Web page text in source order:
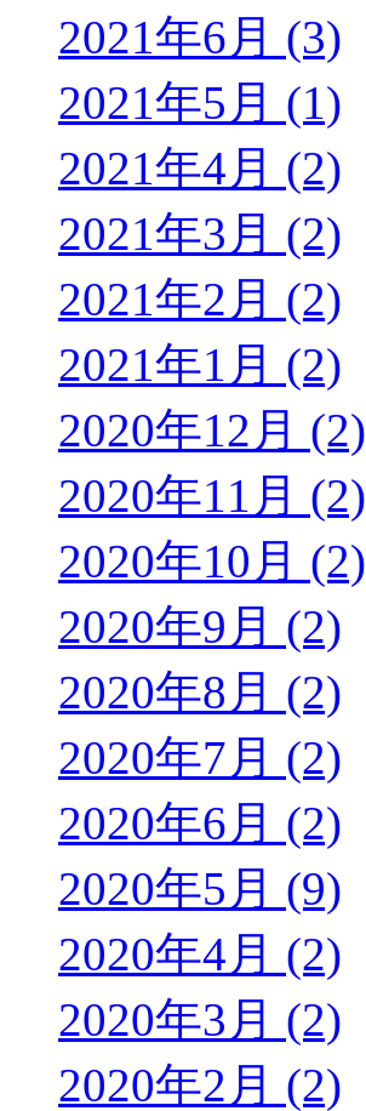
2021年6月 (3)
2021年5月 (1)
2021年4月 (2)
2021年3月 (2)
2021年2月 (2)
2021年1月 (2)
2020年12月 (2)
2020年11月 (2)
2020年10月 (2)
2020年9月 (2)
2020年8月 (2)
2020年7月 (2)
2020年6月 (2)
2020年5月 (9)
2020年4月 (2)
2020年3月 (2)
2020年2月 (2)